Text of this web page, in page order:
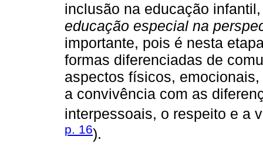
inclusão na educação
educação especial na
importante, pois é nesta
formas diferenciadas de
aspectos físicos,
a convivência com as
interpessoais, o respeito e a
p. 16).